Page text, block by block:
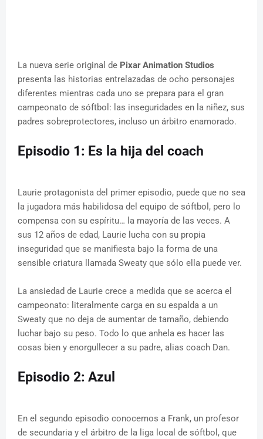
La nueva serie original de Pixar Animation Studios
presenta las historias entrelazadas de ocho personajes
diferentes mientras cada uno se prepara para el gran
campeonato de sóftbol: las inseguridades en la niñez, sus
padres sobreprotectores, incluso un árbitro enamorado.
Episodio 1: Es la hija del coach
Laurie protagonista del primer episodio, puede que no sea
la jugadora más habilidosa del equipo de sóftbol, pero lo
compensa con su espíritu… la mayoría de las veces. A
sus 12 años de edad, Laurie lucha con su propia
inseguridad que se manifiesta bajo la forma de una
sensible criatura llamada Sweaty que sólo ella puede ver.
La ansiedad de Laurie crece a medida que se acerca el
campeonato: literalmente carga en su espalda a un
Sweaty que no deja de aumentar de tamaño, debiendo
luchar bajo su peso. Todo lo que anhela es hacer las
cosas bien y enorgullecer a su padre, alias coach Dan.
Episodio 2: Azul
En el segundo episodio conocemos a Frank, un profesor
de secundaria y el árbitro de la liga local de sóftbol, que